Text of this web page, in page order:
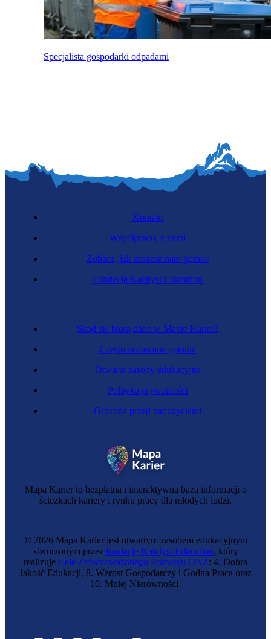
Specjalista gospodarki odpadami
Mapa Karier to bezpłatna i interaktywna baza informacji o
ścieżkach kariery i rynku pracy dla młodych ludzi.
Skąd się biorą dane w Mapie Karier?
Często zadawane pytania
Otwarte zasoby edukacyjne
Polityka prywatności
Ochrona przed nadużyciami
Kontakt
Współpracuj z nami
Zobacz, jak możesz nam pomóc
Fundacja Katalyst Education
© 2026 Mapa Karier jest otwartym zasobem edukacyjnym
stworzonym przez fundację Katalyst Education, który
realizuje Cele Zrównoważonego Rozwoju ONZ: 4. Dobra
Jakość Edukacji, 8. Wzrost Gospodarczy i Godna Praca oraz
10. Mniej Nierówności.